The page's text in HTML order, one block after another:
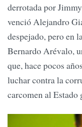
derrotada por
venció Alejandro
despejado, pero en
Bernardo Arévalo,
que, hace pocos
luchar contra la
carcomen al Estado